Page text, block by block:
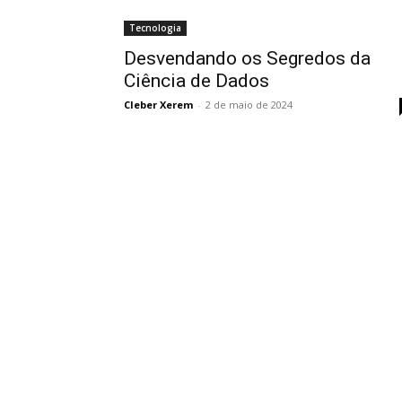
Tecnologia
Desvendando os Segredos da
Ciência de Dados
Cleber Xerem - 2 de maio de 2024